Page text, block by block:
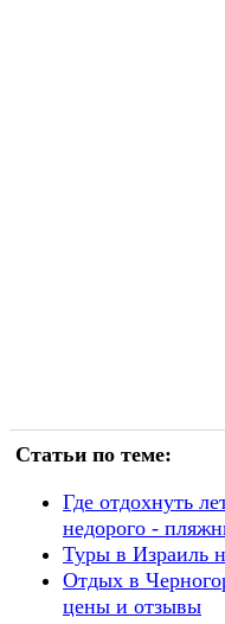
Статьи по теме:
Где отдохнуть
недорого -
Туры в Израиль
Отдых в
цены и отзывы